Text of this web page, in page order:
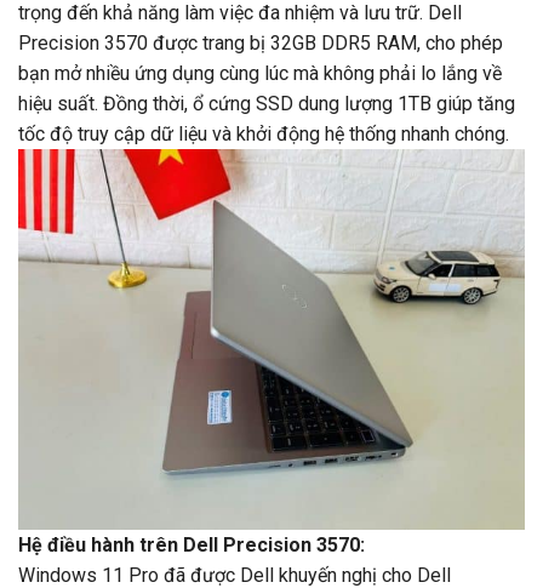
trọng đến khả năng làm việc đa nhiệm và lưu trữ. Dell
Precision 3570 được trang bị 32GB DDR5 RAM, cho phép
bạn mở nhiều ứng dụng cùng lúc mà không phải lo lắng về
hiệu suất. Đồng thời, ổ cứng SSD dung lượng 1TB giúp tăng
tốc độ truy cập dữ liệu và khởi động hệ thống nhanh chóng.
Hệ điều hành trên Dell Precision 3570:
Windows 11 Pro đã được Dell khuyến nghị cho Dell